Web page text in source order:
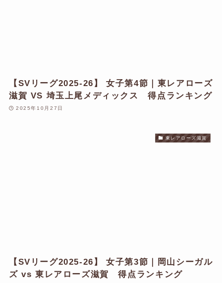
【SVリーグ2025-26】 女子第4節｜東レアローズ
滋賀 VS 埼玉上尾メディックス 得点ランキング
2025年10月27日
東レアローズ滋賀
【SVリーグ2025-26】 女子第3節｜岡山シーガル
ズ vs 東レアローズ滋賀 得点ランキング